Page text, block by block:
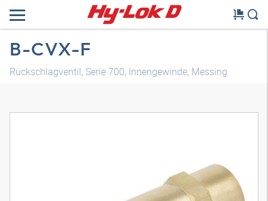
B-CVX-F
Rückschlagventil, Serie 700, Innengewinde, Messing